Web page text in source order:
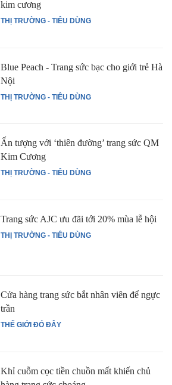
THỊ TRƯỜNG - TIÊU DÙNG
kim cương
THỊ TRƯỜNG - TIÊU DÙNG
Blue Peach - Trang sức bạc cho giới trẻ Hà
Nội
THỊ TRƯỜNG - TIÊU DÙNG
Ấn tượng với ‘thiên đường’ trang sức QM
Kim Cương
THỊ TRƯỜNG - TIÊU DÙNG
Trang sức AJC ưu đãi tới 20% mùa lễ hội
THẾ GIỚI ĐÓ ĐÂY
Cửa hàng trang sức bắt nhân viên để ngực
trần
Khỉ cuỗm cọc tiền chuồn mất khiến chủ